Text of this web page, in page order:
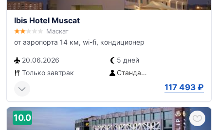
Ibis Hotel Muscat
Маскат
от аэропорта 14 км, wi-fi, кондиционер
20.06.2026
5 дней
Только завтрак
Стандартный номер
117 493 ₽
10.0